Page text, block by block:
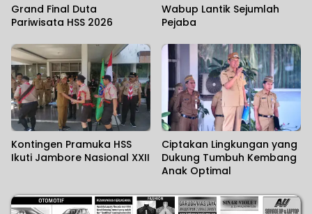
Grand Final Duta
Pariwisata HSS 2026
Wabup Lantik Sejumlah
Pejaba
Kontingen Pramuka HSS
Ikuti Jambore Nasional XXII
Ciptakan Lingkungan yang
Dukung Tumbuh Kembang
Anak Optimal